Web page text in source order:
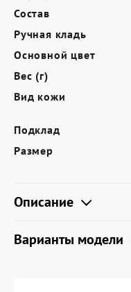
Программа
Политика
данных
Состав
Ручная кладь
Основной цвет
Вес (г)
Вид кожи
Подклад
Размер
Описание
Варианты модели